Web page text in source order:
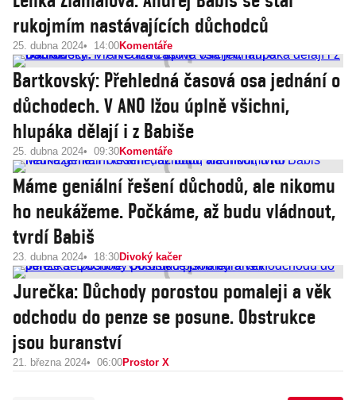
rukojmím nastávajících důchodců
25. dubna 2024 14:00Komentáře
Bartkovský: Přehledná časová osa jednání o
důchodech. V ANO lžou úplně všichni,
hlupáka dělají i z Babiše
25. dubna 2024 09:30Komentáře
Máme geniální řešení důchodů, ale nikomu
ho neukážeme. Počkáme, až budu vládnout,
tvrdí Babiš
23. dubna 2024 18:30Divoký kačer
Jurečka: Důchody porostou pomaleji a věk
odchodu do penze se posune. Obstrukce
jsou buranství
21. března 2024 06:00Prostor X